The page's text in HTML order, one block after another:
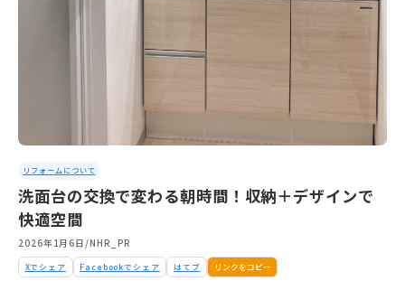
リフォームについて
洗面台の交換で変わる朝時間！収納＋デザインで
快適空間
2026年1月6日 /NHR_PR
Xでシェア Facebookでシェア はてブ リンクをコピー